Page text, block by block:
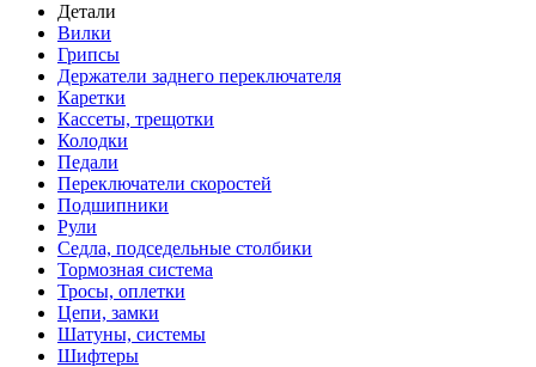
Детали
Вилки
Грипсы
Держатели заднего переключателя
Каретки
Кассеты, трещотки
Колодки
Педали
Переключатели скоростей
Подшипники
Рули
Седла, подседельные столбики
Тормозная система
Тросы, оплетки
Цепи, замки
Шатуны, системы
Шифтеры